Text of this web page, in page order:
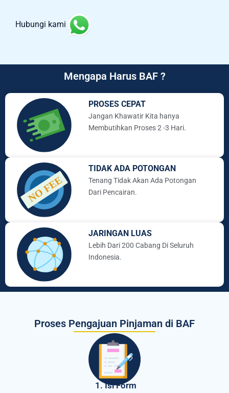
Hubungi kami
Mengapa Harus BAF ?
PROSES CEPAT
Jangan Khawatir Kita hanya
Membutihkan Proses 2 -3 Hari.
TIDAK ADA POTONGAN
Tenang Tidak Akan Ada Potongan
Dari Pencairan.
JARINGAN LUAS
Lebih Dari 200 Cabang Di Seluruh
Indonesia.
Proses Pengajuan Pinjaman di BAF
1. Isi Form